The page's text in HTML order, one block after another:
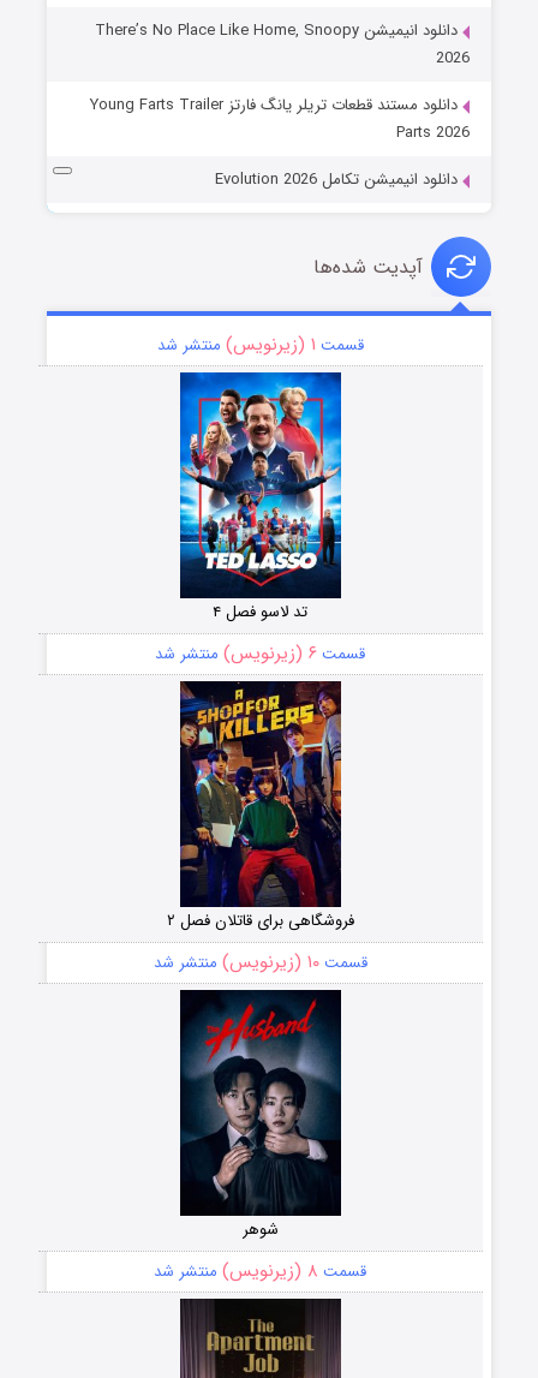
دانلود انیمیشن There’s No Place Like Home, Snoopy
2026
دانلود مستند قطعات تریلر یانگ فارتز Young Farts Trailer
Parts 2026
دانلود انیمیشن تکامل Evolution 2026
آپدیت شده‌ها
قسمت ۱ (زیرنویس) منتشر شد
تد لاسو فصل ۴
قسمت ۶ (زیرنویس) منتشر شد
فروشگاهی برای قاتلان فصل ۲
قسمت۱۰ (زیرنویس) منتشر شد
شوهر
قسمت ۸ (زیرنویس) منتشر شد